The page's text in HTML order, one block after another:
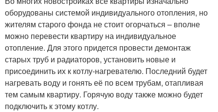
оборудованы системой индивидуального отопления, но
жителям старого фонда не стоит огорчаться – вполне
можно перевести квартиру на индивидуальное
отопление. Для этого придется провести демонтаж
старых труб и радиаторов, установить новые и
присоединить их к котлу-нагревателю. Последний будет
нагревать воду и гонять её по всем трубам, отапливая
тем самым квартиру. Горячую воду также можно будет
подключить к этому котлу.